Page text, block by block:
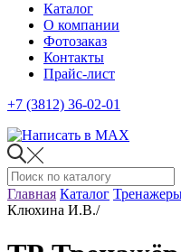
Каталог
О компании
Фотозаказ
Контакты
Прайс-лист
+7 (3812) 36-02-01
Главная Каталог
Клюхина И.В./